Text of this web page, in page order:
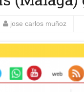
jose carlos muñoz